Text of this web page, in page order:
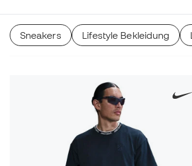
Sneakers Lifestyle Bekleidung